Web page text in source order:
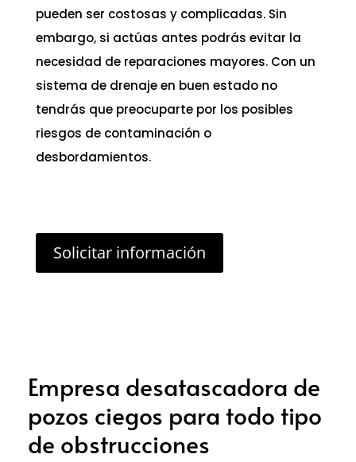
pueden ser costosas y complicadas. Sin
embargo, si actúas antes podrás evitar la
necesidad de reparaciones mayores. Con un
sistema de drenaje en buen estado no
tendrás que preocuparte por los posibles
riesgos de contaminación o
desbordamientos.
Solicitar información
Empresa desatascadora de
pozos ciegos para todo tipo
de obstrucciones